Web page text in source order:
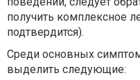
получить комплексное
подтвердится).
Среди основных
выделить следующие: